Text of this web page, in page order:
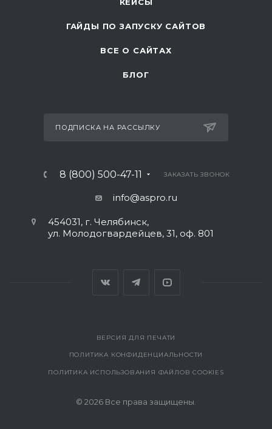
ГАЙДЫ ПО ЗАПУСКУ САЙТОВ
ВСЕ О САЙТАХ
БЛОГ
ПОДПИСКА НА РАССЫЛКУ
8 (800) 500-47-11 ЗАКАЗАТЬ ЗВОНОК
info@aspro.ru
454031, г. Челябинск,
ул. Молодогвардейцев, 31, оф. 801
ВЕРСИЯ ДЛЯ ПЕЧАТИ
ПОЛИТИКА КОНФИДЕНЦИАЛЬНОСТИ
ПОЛИТИКА ИСПОЛЬЗОВАНИЯ ФАЙЛОВ COOKIES
© 2026 Все права защищены.